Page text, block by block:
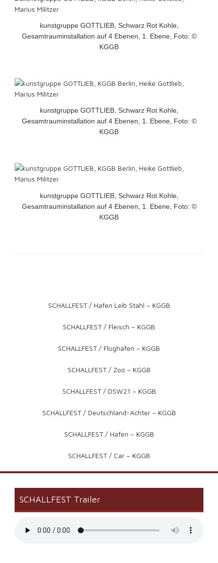
kunstgruppe GOTTLIEB, Schwarz Rot Kohle,
Gesamtrauminstallation auf 4 Ebenen, 1. Ebene, Foto: ©
KGGB
kunstgruppe GOTTLIEB, Schwarz Rot Kohle,
Gesamtrauminstallation auf 4 Ebenen, 1. Ebene, Foto: ©
KGGB
kunstgruppe GOTTLIEB, Schwarz Rot Kohle,
Gesamtrauminstallation auf 4 Ebenen, 1. Ebene, Foto: ©
KGGB
SCHALLFEST / Hafen Leib Stahl – KGGB
SCHALLFEST / Fleisch – KGGB
SCHALLFEST / Flughafen – KGGB
SCHALLFEST / Zoo – KGGB
SCHALLFEST / DSW21 – KGGB
SCHALLFEST / Deutschland-Achter – KGGB
SCHALLFEST / Hafen – KGGB
SCHALLFEST / Car – KGGB
SCHALLFEST Trailer